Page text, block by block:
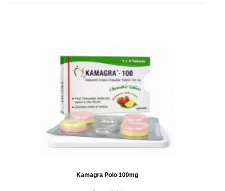
Kamagra Polo 100mg